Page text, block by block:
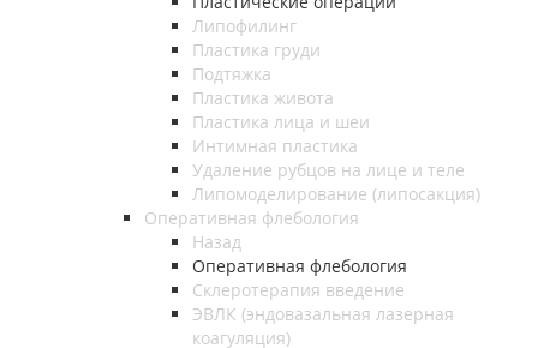
Липофилинг
Пластика груди
Подтяжка
Пластика живота
Пластика лица и шеи
Интимная пластика
Удаление рубцов на лице и теле
Липомоделирование (липосакция)
Оперативная флебология
Назад
Оперативная флебология
Склеротерапия введение
ЭВЛК (эндовазальная лазерная
коагуляция)